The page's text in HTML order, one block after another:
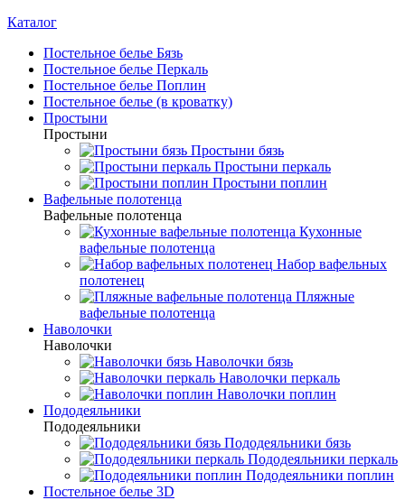
Каталог
Постельное белье Бязь
Постельное белье Перкаль
Постельное белье Поплин
Постельное белье (в кроватку)
Простыни
Простыни
Простыни бязь
Простыни перкаль
Простыни поплин
Вафельные полотенца
Вафельные полотенца
Кухонные
вафельные полотенца
Набор вафельных
полотенец
Пляжные
вафельные полотенца
Наволочки
Наволочки
Наволочки бязь
Наволочки перкаль
Наволочки поплин
Пододеяльники
Пододеяльники
Пододеяльники бязь
Пододеяльники перкаль
Пододеяльники поплин
Постельное белье 3D